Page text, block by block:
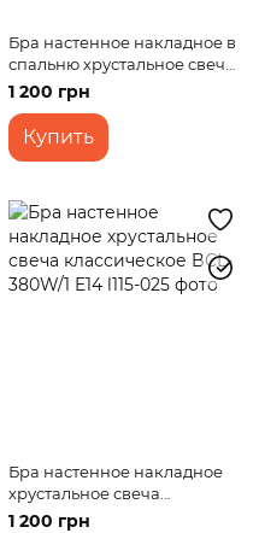
Бра настенное накладное в
спальню хрустальное свеча
BCL-655W/1 E14 CH
1 200 грн
Купить
Бра настенное накладное
хрустальное свеча
классическое BCL-380W/1
1 200 грн